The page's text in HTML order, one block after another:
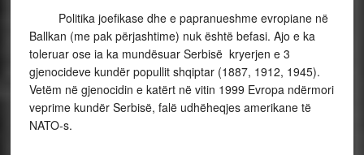
Politika joefikase dhe e papranueshme evropiane në
Ballkan (me pak përjashtime) nuk është befasi. Ajo e ka
toleruar ose ia ka mundësuar Serbisë kryerjen e 3
gjenocideve kundër popullit shqiptar (1887, 1912, 1945).
Vetëm në gjenocidin e katërt në vitin 1999 Evropa ndërmori
veprime kundër Serbisë, falë udhëheqjes amerikane të
NATO-s.